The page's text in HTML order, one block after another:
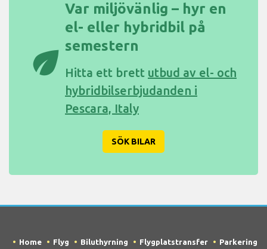
eco
Var miljövänlig – hyr en
el- eller hybridbil på
semestern
Hitta ett brett utbud av el- och
hybridbilserbjudanden i
Pescara, Italy
SÖK BILAR
Home Flyg Biluthyrning Flygplatstransfer Parkering